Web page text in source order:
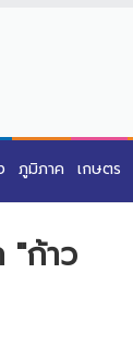
ภูมิภาค เกษตร
"ก้าว